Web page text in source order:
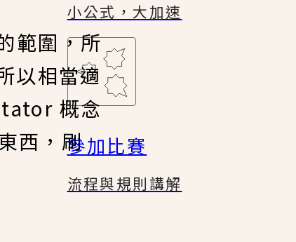
小公式，大加速
參加比賽
流程與規則講解
範圍，所
以相當適
概念
西，刷